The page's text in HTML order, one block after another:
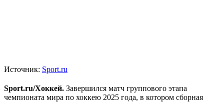
Источник: Sport.ru
Sport.ru/Хоккей. Завершился матч группового этапа
чемпионата мира по хоккею 2025 года, в котором сборная